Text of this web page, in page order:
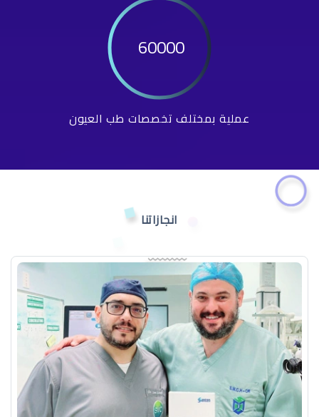
60000
عملية بمختلف تخصصات طب العيون
انجازاتنا